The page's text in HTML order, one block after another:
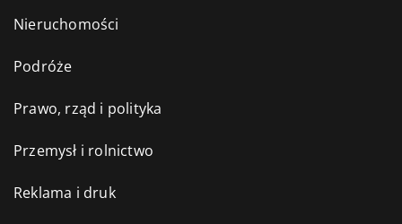
Nieruchomości
Podróże
Prawo, rząd i polityka
Przemysł i rolnictwo
Reklama i druk